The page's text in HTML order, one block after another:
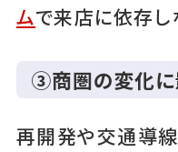
ムで来店に依存
③商圏の変化に
再開発や交通導